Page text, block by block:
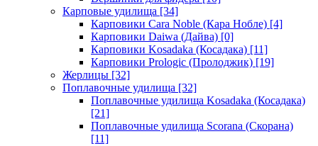
Карповые удилища [34]
Карповики Cara Noble (Кара Нобле) [4]
Карповики Daiwa (Дайва) [0]
Карповики Kosadaka (Косадака) [11]
Карповики Prologic (Пролоджик) [19]
Жерлицы [32]
Поплавочные удилища [32]
Поплавочные удилища Kosadaka (Косадака)
[21]
Поплавочные удилища Scorana (Скорана)
[11]